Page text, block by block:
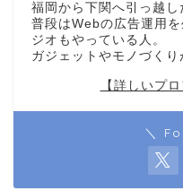
福岡から下関へ引っ越し
普段はWebの広告運用
ジオもやっている人。
ガジェットやモノづくり
【詳しいプ
＼